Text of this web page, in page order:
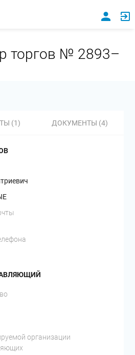
торгов № 2893–
(1) ДОКУМЕНТЫ (4)
организации